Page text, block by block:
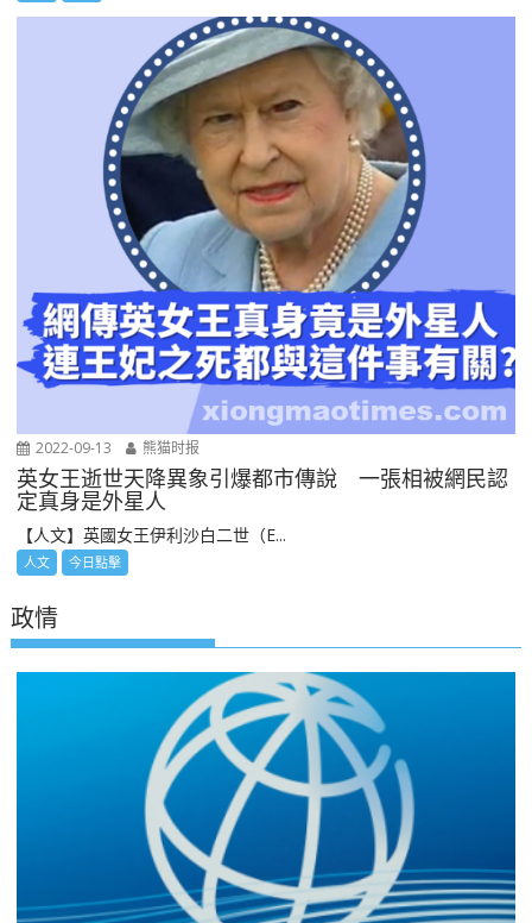
2022-09-13 熊猫时报
英女王逝世天降異象引爆都市傳說 一張相被網民認
定真身是外星人
【人文】英國女王伊利沙白二世（E...
人文 今日點擊
政情